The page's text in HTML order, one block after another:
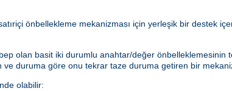
önbellekleme mekanizması için yerleşik bir destek
olan basit iki durumlu anahtar/değer
duruma göre onu tekrar taze duruma getiren bir
olabilir: